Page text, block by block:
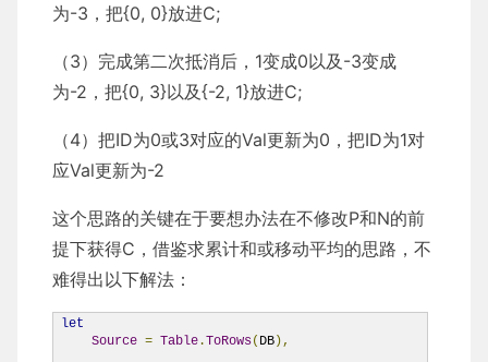
为-3，把{0, 0}放进C;
（3）完成第二次抵消后，1变成0以及-3变成
为-2，把{0, 3}以及{-2, 1}放进C;
（4）把ID为0或3对应的Val更新为0，把ID为1对
应Val更新为-2
这个思路的关键在于要想办法在不修改P和N的前
提下获得C，借鉴求累计和或移动平均的思路，不
难得出以下解法：
let
Source = Table .ToRows( DB),